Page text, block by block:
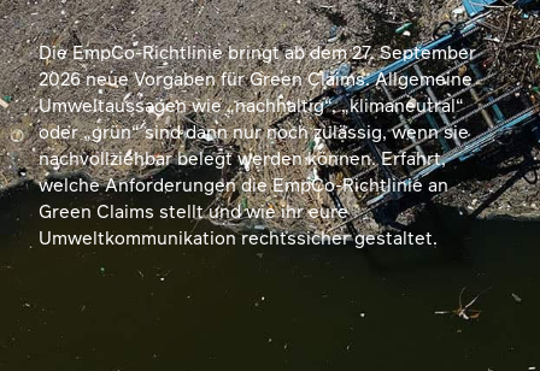
Die EmpCo-Richtlinie bringt ab dem 27. September
2026 neue Vorgaben für Green Claims. Allgemeine
Umweltaussagen wie „nachhaltig“, „klimaneutral“
oder „grün“ sind dann nur noch zulässig, wenn sie
nachvollziehbar belegt werden können. Erfahrt,
welche Anforderungen die EmpCo-Richtlinie an
Green Claims stellt und wie ihr eure
Umweltkommunikation rechtssicher gestaltet.